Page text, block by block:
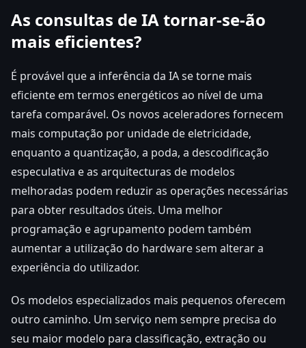
As consultas de IA tornar-se-ão
mais eficientes?
É provável que a inferência da IA se torne mais
eficiente em termos energéticos ao nível de uma
tarefa comparável. Os novos aceleradores fornecem
mais computação por unidade de eletricidade,
enquanto a quantização, a poda, a descodificação
especulativa e as arquitecturas de modelos
melhoradas podem reduzir as operações necessárias
para obter resultados úteis. Uma melhor
programação e agrupamento podem também
aumentar a utilização do hardware sem alterar a
experiência do utilizador.
Os modelos especializados mais pequenos oferecem
outro caminho. Um serviço nem sempre precisa do
seu maior modelo para classificação, extração ou